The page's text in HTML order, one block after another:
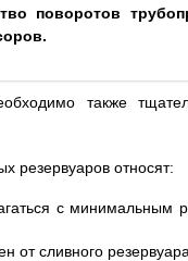
поворотов
также
резервуаров относят:
с минимальным
от сливного